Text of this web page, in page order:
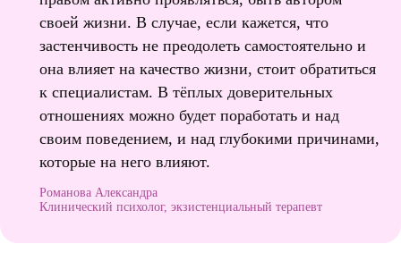
своей жизни. В случае, если кажется, что
застенчивость не преодолеть самостоятельно и
она влияет на качество жизни, стоит обратиться
к специалистам. В тёплых доверительных
отношениях можно будет поработать и над
своим поведением, и над глубокими причинами,
которые на него влияют.
Романова Александра
Клинический психолог, экзистенциальный терапевт